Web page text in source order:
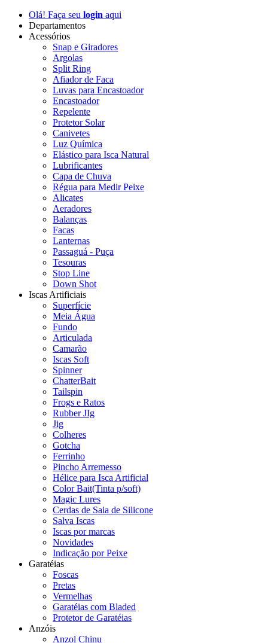
Olá! Faça seu login aqui
Departamentos
Acessórios
Snap e Giradores
Argolas
Split Ring
Afiador de Faca
Luvas para Encastoador
Encastoador
Repelente
Protetor Solar
Canivetes
Luz Química
Elástico para Isca Natural
Lubrificantes
Capa de Chuva
Régua para Medir Peixe
Alicates
Aeradores
Balanças
Facas
Lanternas
Passaguá - Puça
Tesouras
Stop Line
Down Shot
Iscas Artificiais
Superfície
Meia Água
Fundo
Articulada
Camarão
Iscas Soft
Spinner
ChatterBait
Tailspin
Frogs e Ratos
Rubber JIg
Jig
Colheres
Gotcha
Ferrinho
Pincho Arremesso
Hélice para Isca Artificial
Color Bait(Tinta p/soft)
Magic Lures
Cerdas de Saia de Silicone
Salva Iscas
Iscas por marcas
Novidades
Indicação por Peixe
Garatéias
Foscas
Pretas
Vermelhas
Garatéias com Bladed
Protetor de Garatéias
Anzóis
Anzol Chinu